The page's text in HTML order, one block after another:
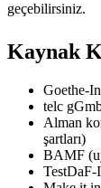
geçebilirsiniz.
Kaynak
Goethe-
telc
Alman
şartları)
BAMF
TestDaF-